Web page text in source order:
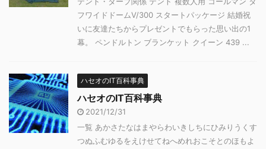
フワイドドームⅤ/300 スタートパッケージ 結婚祝
いに友達たちからプレゼントでもらった思い出の1
幕。 ペンドルトン ブランケット クイーン 439 ...
ハセオのIT百科事典
ハセオのIT百科事典
2021/12/31
一覧 あかさたなはまやらわいきしちにひみりうくす
つぬふむゆるをえけせてねへめれおこそとのほもよ